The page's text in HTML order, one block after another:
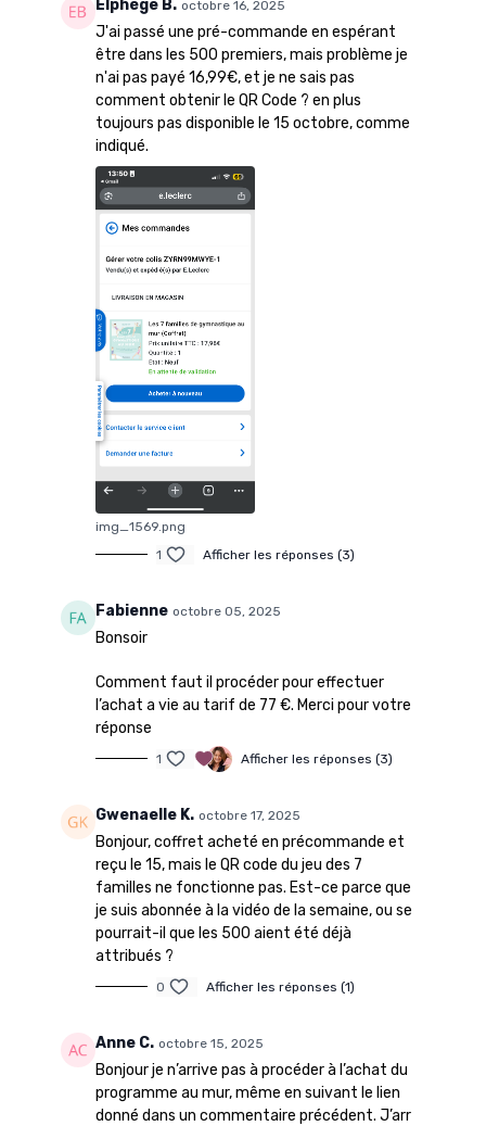
Elphège B. octobre 16, 2025
J'ai passé une pré-commande en espérant
être dans les 500 premiers, mais problème je
n'ai pas payé 16,99€, et je ne sais pas
comment obtenir le QR Code ? en plus
toujours pas disponible le 15 octobre, comme
indiqué.
img_1569.png
1
Afficher les réponses (3)
Fabienne octobre 05, 2025
Bonsoir
Comment faut il procéder pour effectuer
l’achat a vie au tarif de 77 €. Merci pour votre
réponse
1 Afficher les réponses (3)
Gwenaelle K. octobre 17, 2025
Bonjour, coffret acheté en précommande et
reçu le 15, mais le QR code du jeu des 7
familles ne fonctionne pas. Est-ce parce que
je suis abonnée à la vidéo de la semaine, ou se
pourrait-il que les 500 aient été déjà
attribués ?
0 Afficher les réponses (1)
Anne C. octobre 15, 2025
Bonjour je n’arrive pas à procéder à l’achat du
programme au mur, même en suivant le lien
donné dans un commentaire précédent. J’arr